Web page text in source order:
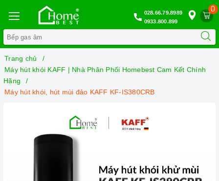
0
028.66.79.8989
0933.800.899
Trang chủ
Máy hút khói KAFF | Nhà Phân Phối Homebest Cam Kết Chính
Hãng
Máy hút khói, hút mùi đảo KAFF KF-IS380CRB